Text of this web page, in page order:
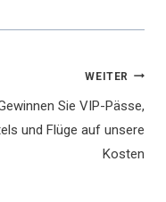
WEITER
Sie VIP-Pässe,
und Flüge auf unsere
Kosten